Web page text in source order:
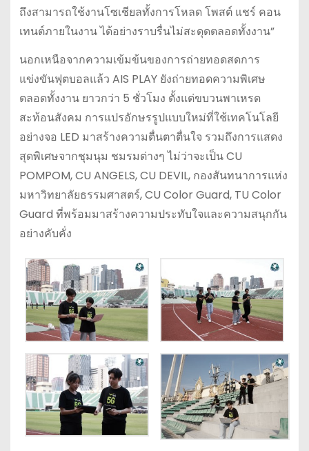
ถึงสามารถใช้งานโซเชียลทั้งการโหลด โพสต์ แชร์ คอน
เทนต์ภายในงาน ได้อย่างราบรื่นไม่สะดุดตลอดทั้งงาน”
นอกเหนือจากความเข้มข้นของการถ่ายทอดสดการ
แข่งขันฟุตบอลแล้ว AIS PLAY ยังถ่ายทอดความพิเศษ
ตลอดทั้งงาน ยาวกว่า 5 ชั่วโมง ตั้งแต่ขบวนพาเหรด
สะท้อนสังคม การแปรอักษรรูปแบบใหม่ที่ใช้เทคโนโลยี
อย่างจอ LED มาสร้างความตื่นตาตื่นใจ รวมถึงการแสดง
สุดพิเศษจากชุมนุม ชมรมต่างๆ ไม่ว่าจะเป็น CU
POMPOM, CU ANGELS, CU DEVIL, กองสันทนาการแห่ง
มหาวิทยาลัยธรรมศาสตร์, CU Color Guard, TU Color
Guard ที่พร้อมมาสร้างความประทับใจและความสนุกกัน
อย่างคับคั่ง